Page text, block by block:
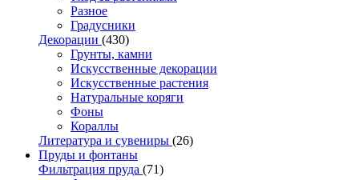
Разное
Градусники
Декорации (430)
Грунты, камни
Искусственные декорации
Искусственные растения
Натуральные коряги
Фоны
Кораллы
Литература и сувениры (26)
Пруды и фонтаны
Фильтрация пруда (71)